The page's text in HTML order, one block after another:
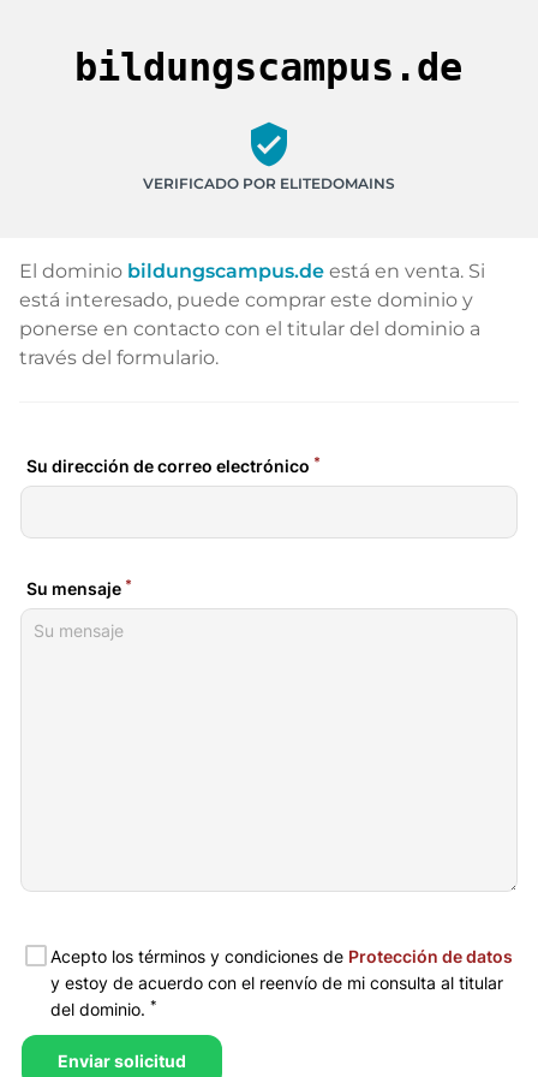
bildungscampus.de
verified_user
VERIFICADO POR ELITEDOMAINS
El dominio bildungscampus.de está en venta. Si
está interesado, puede comprar este dominio y
ponerse en contacto con el titular del dominio a
través del formulario.